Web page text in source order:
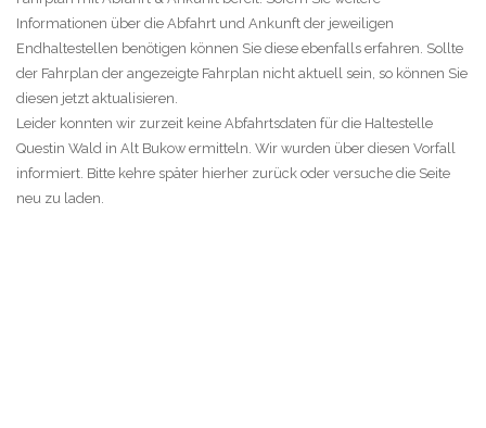
Informationen über die Abfahrt und Ankunft der jeweiligen
Endhaltestellen benötigen können Sie diese ebenfalls erfahren. Sollte
der Fahrplan der angezeigte Fahrplan nicht aktuell sein, so können Sie
diesen jetzt aktualisieren.
Leider konnten wir zurzeit keine Abfahrtsdaten für die Haltestelle
Questin Wald in Alt Bukow ermitteln. Wir wurden über diesen Vorfall
informiert. Bitte kehre später hierher zurück oder versuche die Seite
neu zu laden.